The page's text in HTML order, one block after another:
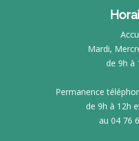
Mardi,
de 9h à
Permanence
de 9h à 12h
au 04 76